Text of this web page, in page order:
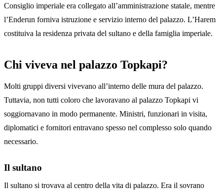
Consiglio imperiale era collegato all’amministrazione statale, mentre
l’Enderun forniva istruzione e servizio interno del palazzo. L’Harem
costituiva la residenza privata del sultano e della famiglia imperiale.
Chi viveva nel palazzo Topkapi?
Molti gruppi diversi vivevano all’interno delle mura del palazzo.
Tuttavia, non tutti coloro che lavoravano al palazzo Topkapi vi
soggiornavano in modo permanente. Ministri, funzionari in visita,
diplomatici e fornitori entravano spesso nel complesso solo quando
necessario.
Il sultano
Il sultano si trovava al centro della vita di palazzo. Era il sovrano